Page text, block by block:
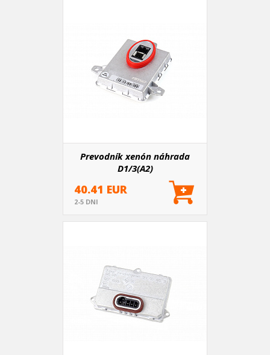
Prevodník xenón náhrada
D1/3(A2)
40.41 EUR
2-5 DNI